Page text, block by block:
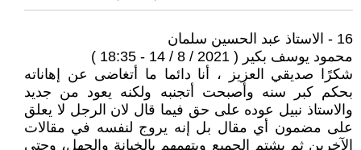
16 - الاستاذ عبد الحسين سلمان
محمود يوسف بكير ( 2021 / 8 / 14 - 18:35 )
شكرًا صديقي العزيز ، أنا دائما ما أتغاضى عن إهاناته
بحكم كبر سنه وأصبحت أتجنبه ولكنه يعود من جديد
والاستاذ نبيل عوده على حق فيما قال لان الرجل لا يعلق
على مضمون أي مقال بل إنه يروج لنفسه في مقالات
الآخرين ثم يشتم الجميع ويتهمهم بالخيانة والجهل، وحتى